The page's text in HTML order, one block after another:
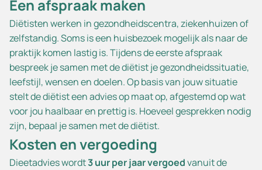
Een afspraak maken
Diëtisten werken in gezondheidscentra, ziekenhuizen of
zelfstandig. Soms is een huisbezoek mogelijk als naar de
praktijk komen lastig is. Tijdens de eerste afspraak
bespreek je samen met de diëtist je gezondheidssituatie,
leefstijl, wensen en doelen. Op basis van jouw situatie
stelt de diëtist een advies op maat op, afgestemd op wat
voor jou haalbaar en prettig is. Hoeveel gesprekken nodig
zijn, bepaal je samen met de diëtist.
Kosten en vergoeding
Dieetadvies wordt3 uur per jaar vergoedvanuit de